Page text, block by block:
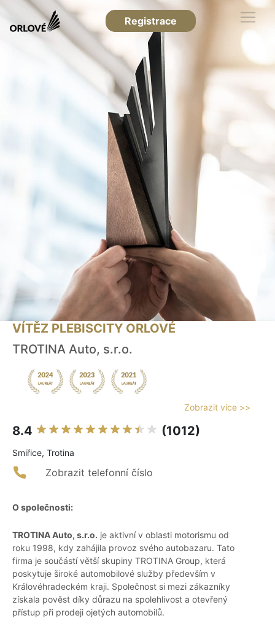
Registrace
VÍTĚZ PLEBISCITY ORLOVÉ
TROTINA Auto, s.r.o.
Zobrazit více >>
8.4 (1012)
Smiřice, Trotina
Zobrazit telefonní číslo
O společnosti:
TROTINA Auto, s.r.o. je aktivní v oblasti motorismu od
roku 1998, kdy zahájila provoz svého autobazaru. Tato
firma je součástí větší skupiny TROTINA Group, která
poskytuje široké automobilové služby především v
Královéhradeckém kraji. Společnost si mezi zákazníky
získala pověst díky důrazu na spolehlivost a otevřený
přístup při prodeji ojetých automobilů.